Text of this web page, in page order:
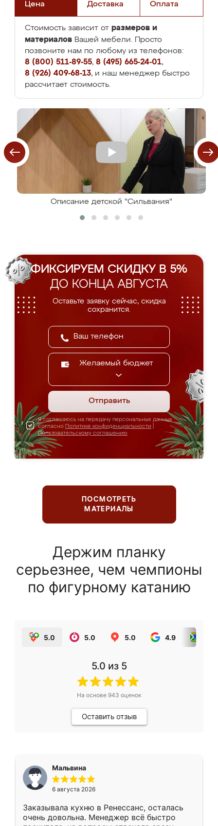
Цена Доставка Оплата
Стоимость зависит от размеров и
материалов Вашей мебели. Просто
позвоните нам по любому из телефонов:
8 (800) 511-89-55, 8 (495) 665-24-01,
8 (926) 409-68-13, и наш менеджер быстро
рассчитает стоимость.
Описание детской "Сильвания"
ФИКСИРУЕМ СКИДКУ В 5%
ДО КОНЦА АВГУСТА
Оставьте заявку сейчас, скидка
сохранится.
Желаемый бюджет
Отправить
Я соглашаюсь на передачу персональных данных
согласно Политике конфиденциальности
Пользовательскому соглашению
ПОСМОТРЕТЬ
МАТЕРИАЛЫ
Держим планку
серьезнее, чем чемпионы
по фигурному катанию
5.0 5.0 5.0 4.9
5.0 из 5
На основе 943 оценок
Оставить отзыв
Мальвина
6 августа 2026
Заказывала кухню в Ренессанс, осталась
очень довольна. Менеджер всё быстро